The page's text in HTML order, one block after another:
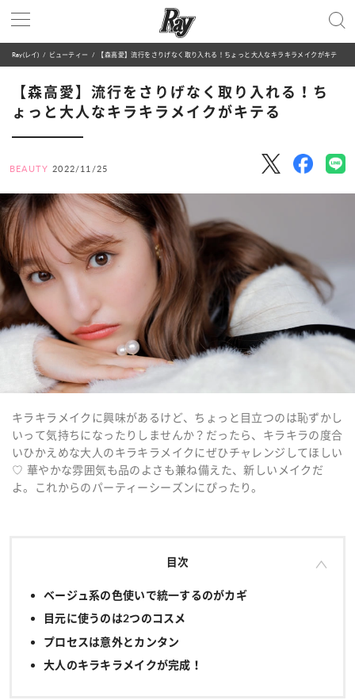
Ray(レイ) ビューティー 【森高愛】流行をさりげなく取り入れる！ちょっと大人なキラキラメイクがキテる
【森高愛】流行をさりげなく取り入れる！ち
ょっと大人なキラキラメイクがキテる
BEAUTY 2022/11/25
キラキラメイクに興味があるけど、ちょっと目立つのは恥ずかし
いって気持ちになったりしませんか？だったら、キラキラの度合
いひかえめな大人のキラキラメイクにぜひチャレンジしてほしい
♡ 華やかな雰囲気も品のよさも兼ね備えた、新しいメイクだ
よ。これからのパーティーシーズンにぴったり。
目次
ベージュ系の色使いで統一するのがカギ
目元に使うのは2つのコスメ
プロセスは意外とカンタン
大人のキラキラメイクが完成！